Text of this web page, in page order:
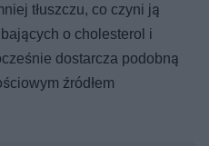
tłuszczu, co czyni ją
o cholesterol i
dostarcza podobną
źródłem